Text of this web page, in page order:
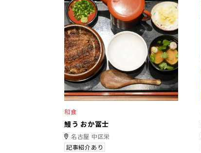
和食
鰻う おか冨士
名古屋 中区栄
記事紹介あり